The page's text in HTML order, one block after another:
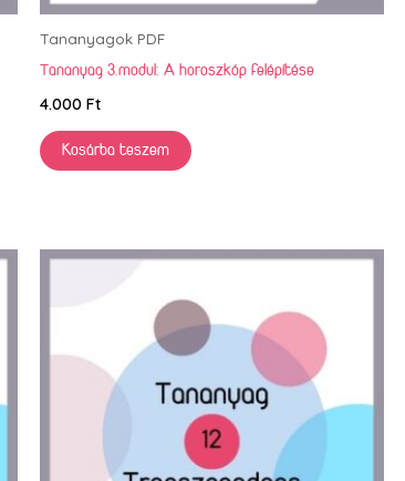
Tananyagok PDF
Tananyag 3.modul: A horoszkóp felépítése
4.000 Ft
Kosárba teszem